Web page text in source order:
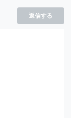
返信する